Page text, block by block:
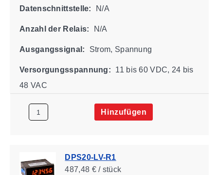
Datenschnittstelle: N/A
Anzahl der Relais: N/A
Ausgangssignal: Strom, Spannung
Versorgungsspannung:
11 bis 60 VDC, 24 bis
48 VAC
Hinzufügen
DPS20-LV-R1
487,48 € / stück